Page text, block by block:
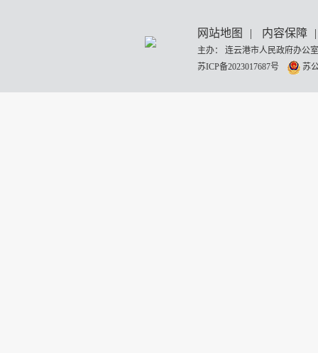
网站地图 | 内容保障 |
主办： 连云港市人民政府办
苏ICP备2023017687号
苏